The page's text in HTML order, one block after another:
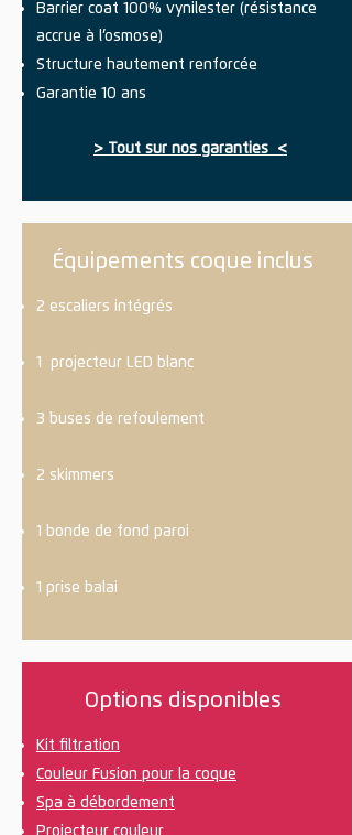
Barrier coat 100% vynilester (résistance
accrue à l’osmose)
Structure hautement renforcée
Garantie 10 ans
> Tout sur nos garanties <
Équipements coque inclus
2 escaliers intégrés
1 projecteur LED blanc
3 buses de refoulement
2 skimmers
1 bonde de fond paroi
1 prise balai
Options disponibles
Kit filtration
Couleur Fusion pour la coque
Spa à débordement
Projecteur couleur